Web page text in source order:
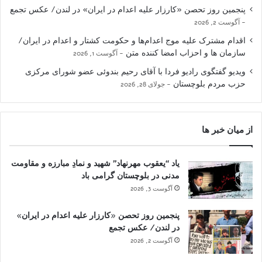
پنجمین روز تحصن «کارزار علیه اعدام در ایران» در لندن/ عکس تجمع
آگوست 2, 2026
اقدام مشترک علیه موج اعدام‌ها و حکومت کشتار و اعدام در ایران/
سازمان ها و احزاب امضا کننده متن
آگوست 1, 2026
ویدیو گفتگوی رادیو فردا با آقای رحیم بندوئی عضو شورای مرکزی
حزب مردم بلوچستان
جولای 28, 2026
از میان خبر ها
یاد “یعقوب مهرنهاد” شهید و نمادِ مبارزه و مقاومت
مدنی در بلوچستان گرامی باد
آگوست 3, 2026
پنجمین روز تحصن «کارزار علیه اعدام در ایران»
در لندن/ عکس تجمع
آگوست 2, 2026